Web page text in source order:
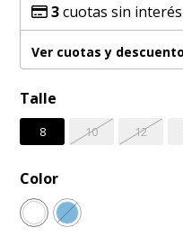
3cuotas sin
Ver cuotas y
Talle
8 10 12
Color